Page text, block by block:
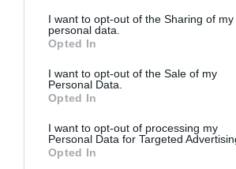
I want to opt-out of the Sharing of my
personal data.
Opted In
I want to opt-out of the Sale of my
Personal Data.
Opted In
I want to opt-out of processing my
Personal Data for Targeted
Opted In
környezethez alkalmazkodó
a szokatlan térszervezés és az
szemlélet mind ott rejlik a falak
Az erdei épület bányászok
Fotó:Flickr/11299883
A chalet sorsa kalandos volt.